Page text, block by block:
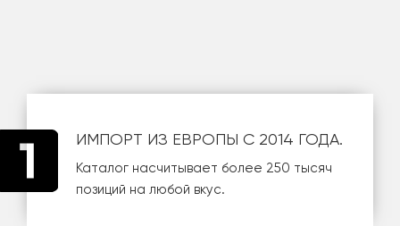
ИМПОРТ ИЗ ЕВРОПЫ С 2014 ГОДА.
Каталог насчитывает более 250 тысяч
позиций на любой вкус.